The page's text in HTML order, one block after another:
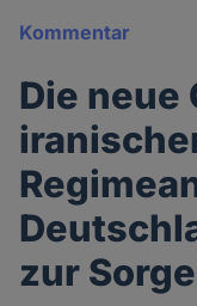
Kommentar
Die neue
zur Sorge